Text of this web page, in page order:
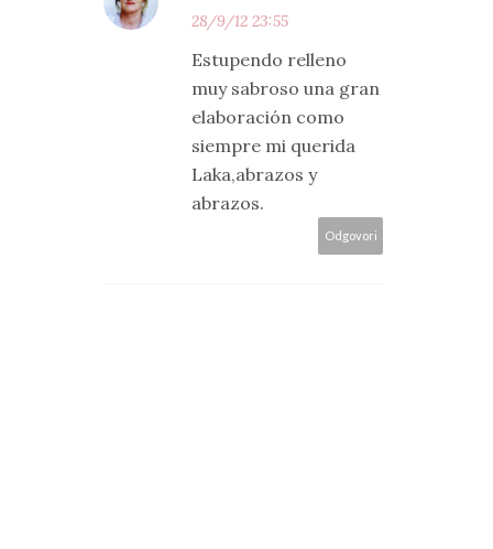
28/9/12 23:55
Estupendo relleno
muy sabroso una gran
elaboración como
siempre mi querida
Laka,abrazos y
abrazos.
Odgovori